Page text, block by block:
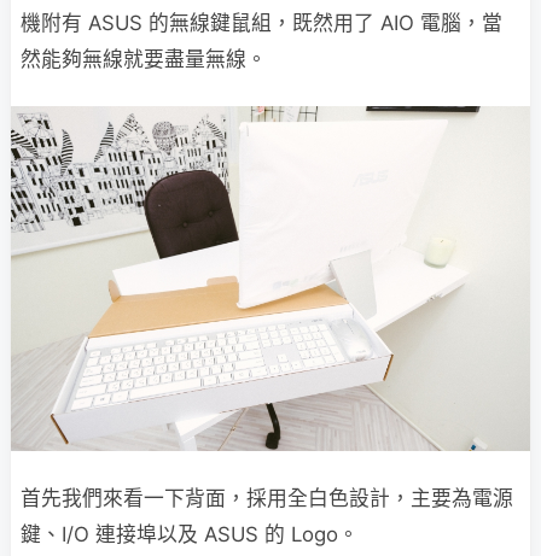
機附有 ASUS 的無線鍵鼠組，既然用了 AIO 電腦，當
然能夠無線就要盡量無線。
首先我們來看一下背面，採用全白色設計，主要為電源
鍵、I/O 連接埠以及 ASUS 的 Logo。